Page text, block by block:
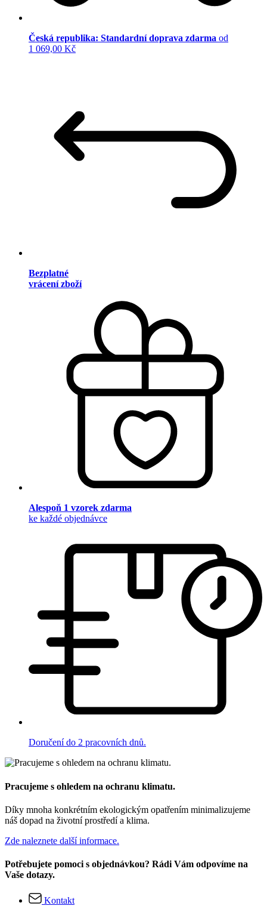
Česká republika: Standardní doprava zdarma od
1 069,00 Kč
Bezplatné
vrácení zboží
Alespoň 1 vzorek zdarma
ke každé objednávce
Doručení do 2 pracovních dnů.
Pracujeme s ohledem na ochranu klimatu.
Díky mnoha konkrétním ekologickým opatřením minimalizujeme
náš dopad na životní prostředí a klima.
Zde naleznete další informace.
Potřebujete pomoci s objednávkou? Rádi Vám odpovíme na
Vaše dotazy.
Kontakt